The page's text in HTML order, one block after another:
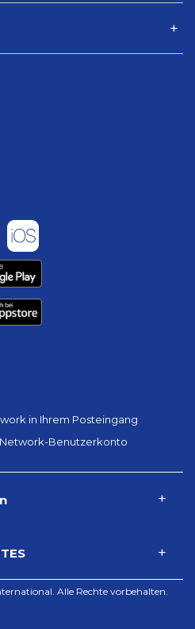
in Ihrem Posteingang
Benutzerkonto
Alle Rechte vorbehalten.